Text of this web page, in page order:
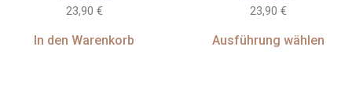
Bewertet
mit
von 5
23,90 €
In den Warenkorb
Bewertet
mit
von 5
23,90 €
Ausführung wählen